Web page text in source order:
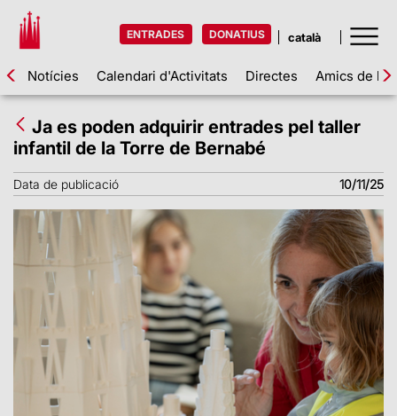
ENTRADES DONATIUS
Notícies Calendari d'Activitats Directes Amics de la
Ja es poden adquirir entrades pel taller
infantil de la Torre de Bernabé
Data de publicació 10/11/25